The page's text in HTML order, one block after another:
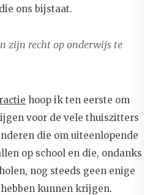
ons bijstaat.
zijn recht op onderwijs te
hoop ik ten eerste om
voor de vele thuiszitters
die om uiteenlopende
op school en die, ondanks
nog steeds geen enige
kunnen krijgen.